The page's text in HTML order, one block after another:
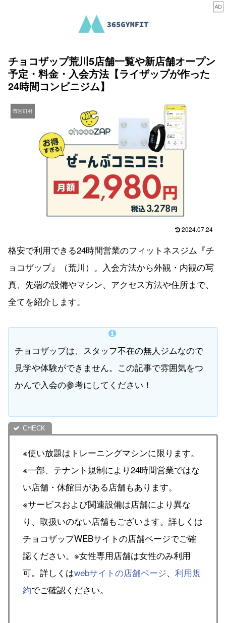
チョコザップ荒川5店舗一覧や新店舗オープン
予定・料金・入会方法【ライザップが作った
24時間コンビニジム】
市区町村
2024.07.24
格安で利用できる24時間営業のフィットネスジム『チ
ョコザップ』（荒川）。入会方法から外観・内観の写
真、先端の設備やマシン、アクセス方法や住所まで、
全てを紹介します。
チョコザップは、スタッフ不在の無人ジムなので
見学や体験ができません。この記事で雰囲気をつ
かんで入会の参考にしてください！
※使い放題はトレーニングマシンに限ります。
※一部、テナント規制により24時間営業ではな
い店舗・休館日がある店舗もあります。
※サービスおよび関連設備は店舗により異な
り、取扱いのない店舗もございます。詳しくは
チョコザップWEBサイトの店舗ページでご確
認ください。※女性専用店舗は女性のみ利用
可。詳しくはwebサイトの店舗ページ、 利用規
約でご確認ください。